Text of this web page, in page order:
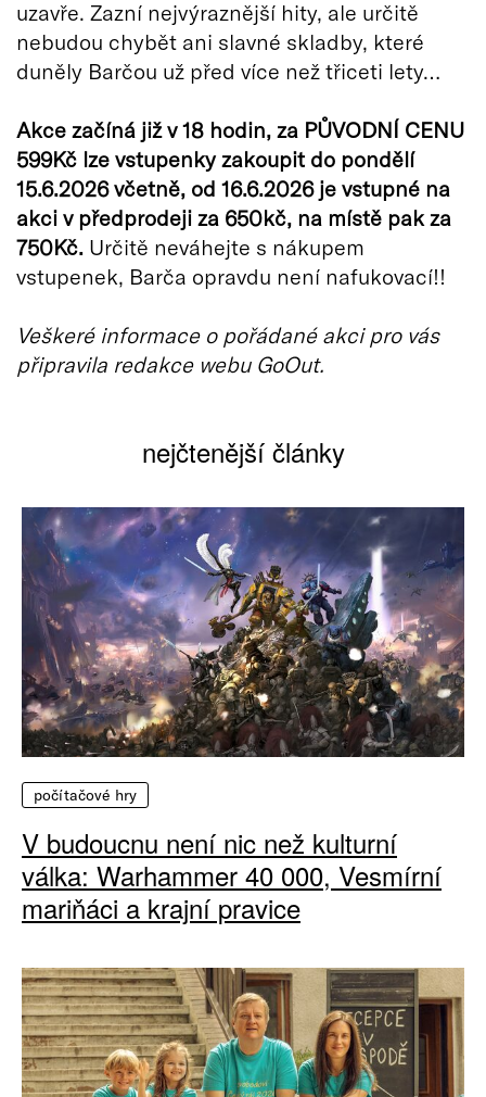
uzavře. Zazní nejvýraznější hity, ale určitě
nebudou chybět ani slavné skladby, které
duněly Barčou už před více než třiceti lety…
Akce začíná již v 18 hodin, za PŮVODNÍ CENU
599Kč lze vstupenky zakoupit do pondělí
15.6.2026 včetně, od 16.6.2026 je vstupné na
akci v předprodeji za 650kč, na místě pak za
750Kč. Určitě neváhejte s nákupem
vstupenek, Barča opravdu není nafukovací!!
Veškeré informace o pořádané akci pro vás
připravila redakce webu GoOut.
nejčtenější články
počítačové hry
V budoucnu není nic než kulturní
válka: Warhammer 40 000, Vesmírní
mariňáci a krajní pravice